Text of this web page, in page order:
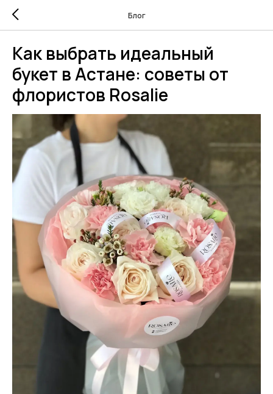
Блог
Как выбрать идеальный
букет в Астане: советы от
флористов Rosalie